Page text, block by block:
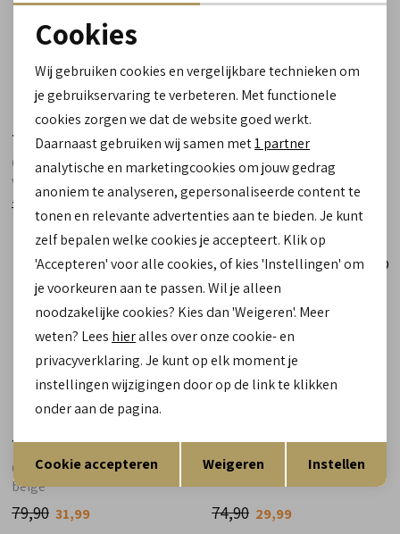
Toni Pons
Calonge blanc white linen
wit
79,90
Toni Pons
Calonge mari navy linen
79,90 31,99
Sale
Toni Pons
Calonge pedra stone linen
beige
79,90 31,99
Sale
Toni Pons
Nuria mari blauw
74,90 29,99
Noodzakelijke cookies
Analytische cookies
Marketing cookies
Terug Opslaan
Cookies
Wij gebruiken cookies en vergelijkbare technieken om
je gebruikservaring te verbeteren. Met functionele
cookies zorgen we dat de website goed werkt.
Daarnaast gebruiken wij samen met1 partner
analytische en marketingcookies om jouw gedrag
anoniem te analyseren, gepersonaliseerde content te
tonen en relevante advertenties aan te bieden. Je kunt
zelf bepalen welke cookies je accepteert. Klik op
'Accepteren' voor alle cookies, of kies 'Instellingen' om
je voorkeuren aan te passen. Wil je alleen
noodzakelijke cookies? Kies dan 'Weigeren'. Meer
weten? Lees hieralles over onze cookie- en
privacyverklaring. Je kunt op elk moment je
instellingen wijzigingen door op de link te klikken
onder aan de pagina.
Cookie accepteren Weigeren Instellen